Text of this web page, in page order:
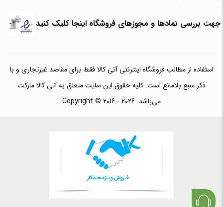
جهت بررسی نمادها و مجوزهای فروشگاه اینجا کلیک کنید
استفاده از مطالب فروشگاه اینترنتی آتی کالا فقط برای مقاصد غیرتجاری و با
ذکر منبع بلامانع است. کلیه حقوق این سایت متعلق به آتی کالا مارکت
می‌باشد. Copyright © 2016 - 2026